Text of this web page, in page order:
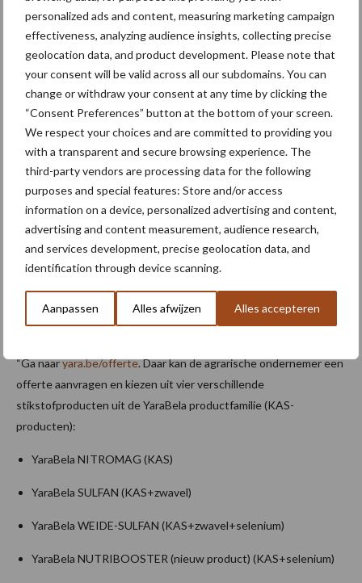
personalized ads and content, measuring marketing campaign
effectiveness, analyzing audience insights, collecting precise
geolocation data, and product development. Please note that
your consent will be valid across all our subdomains. You can
change or withdraw your consent at any time by clicking the
“Consent Preferences” button at the bottom of your screen.
We respect your choices and are committed to providing you
with a transparent and secure browsing experience. The
third-party vendors are processing data for the following
purposes and special features: Store and/or access
information on a device, personalized advertising and content,
advertising and content measurement, audience research,
and services development, precise geolocation data, and
identification through device scanning.
Aanpassen Alles afwijzen Alles accepteren
kwaliteit van de meststoffen te waarborgen. Big Bags zijn
bijzonder geschikt voor opslag op het boerenbedrijf, omdat
hierdoor de kunstmestkwaliteit uit de productie optimaal
behouden blijft. Contact met de buitenlucht en dus vocht wordt
vermeden. Big Bags zijn zowel binnen als buiten goed en veilig op
te slaan.”
Boeren die interesse hebben in het
aankopen van stikstofmeststoffen
voor opslag, maar ook voor directe
toepassing kunnen dat bij Yara zelf
kenbaar maken. Hoe werkt dat?
“Ga naaryara.be/offerte. Daar kan de agrarische ondernemer een
offerte aanvragen en kiezen uit vier verschillende
stikstofproducten uit de YaraBela productfamilie (KAS-
producten):
YaraBela NITROMAG (KAS)
YaraBela SULFAN (KAS+zwavel)
YaraBela WEIDE-SULFAN (KAS+zwavel+selenium)
YaraBela NUTRIBOOSTER (nieuw product) (KAS+selenium)